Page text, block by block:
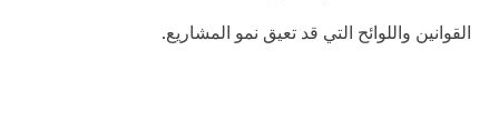
القوانين واللوائح التي قد تعيق نمو المشاريع.